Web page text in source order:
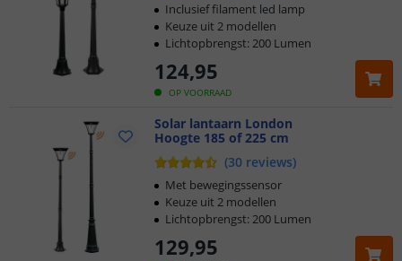
OP VOORRAAD
124,95
Inclusief filament led lamp
Keuze uit 2 modellen
Lichtopbrengst: 200 Lumen
Solar lantaarn London
Hoogte 185 of 225 cm
(30 reviews)
129,95
Met bewegingssensor
Keuze uit 2 modellen
Lichtopbrengst: 200 Lumen